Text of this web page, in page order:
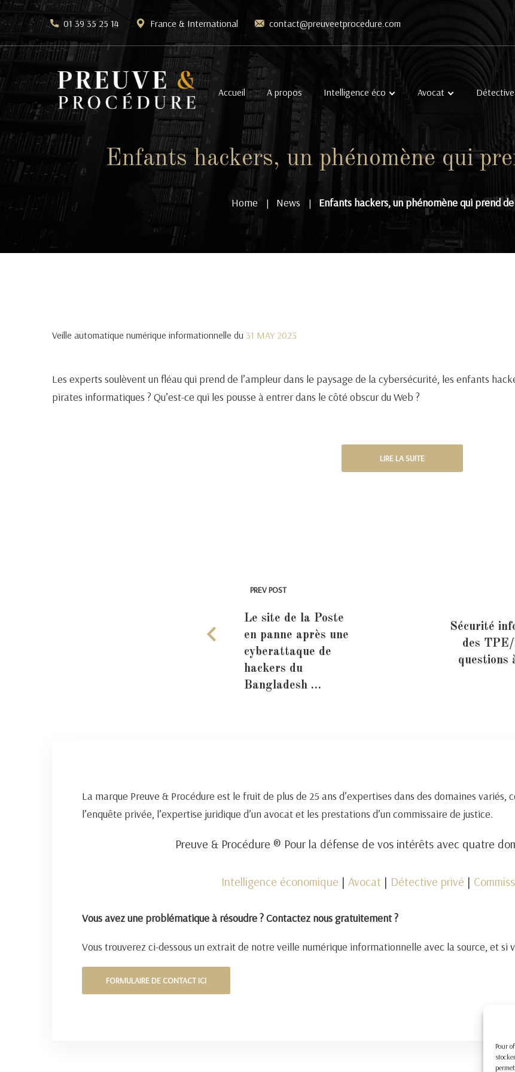
Pour
01 39 35 25 14 France & International contact@preuveetprocedure.com
Accueil A propos Intelligence éco Avocat
Enfants hackers, un phénomène qui
Home | News | Enfants hackers, un phénomène qui prend
Veille automatique numérique informationnelle du 31 MAY 2023
Les experts soulèvent un fléau qui prend de l’ampleur dans le paysage de la cybersécurité, les enfants
pirates informatiques ? Qu’est-ce qui les pousse à entrer dans le côté obscur du Web ?
LIRE LA SUITE
PREV POST
Le site de la Poste
en panne après une
cyberattaque de
hackers du
Bangladesh …
Sécurité
des
questions
La marque Preuve & Procédure est le fruit de plus de 25 ans d’expertises dans des domaines
l’enquête privée, l’expertise juridique d’un avocat et les prestations d’un commissaire de justice.
Preuve & Procédure ® Pour la défense de vos intérêts avec quatre
Intelligence économique | Avocat | Détective privé |
Vous avez une problématique à résoudre ? Contactez nous gratuitement ?
Vous trouverez ci-dessous un extrait de notre veille numérique informationnelle avec la source, et si
FORMULAIRE DE CONTACT ICI